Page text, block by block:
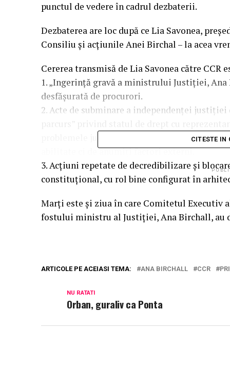
punctul de vedere în cadrul dezbaterii.
Dezbaterea are loc după ce Lia Savonea,
Consiliu şi acţiunile Anei Birchal – la acea
Cererea transmisă de Lia Savonea către
1. „Ingerinţă gravă a ministrului Justiţiei,
desfăşurată de procurori.
2. Acte de subminare a independenţei
problemele justiţiei din România nu sunt
abilitate ci de anumiţi factori externi.
3. Acţiuni repetate de decredibilizare şi
constituţional, cu rol bine configurat în
Marţi este şi ziua în care Comitetul Executiv
fostului ministru al Justiției, Ana Birchall, au
ARTICOLE PE ACEIASI TEMA: ANA BIRCHALL CCR
NU RATATI
Orban, guraliv ca Ponta
CITESTE IN